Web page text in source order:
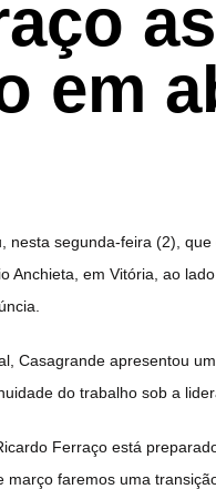
em
segunda-feira (2),
em Vitória, ao
Casagrande apresentou
do trabalho sob a
Ferraço está
faremos uma